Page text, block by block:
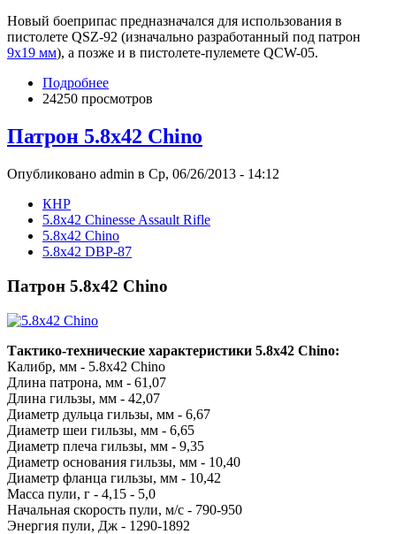
Новый боеприпас предназначался для использования в
пистолете QSZ-92 (изначально разработанный под патрон
9х19 мм), а позже и в пистолете-пулемете QCW-05.
Подробнее
24250 просмотров
Патрон 5.8x42 Chino
Опубликовано admin в Ср, 06/26/2013 - 14:12
КНР
5.8x42 Chinesse Assault Rifle
5.8x42 Chino
5.8x42 DBP-87
Патрон 5.8x42 Chino
Тактико-технические характеристики 5.8x42 Chino:
Калибр, мм - 5.8x42 Chino
Длина патрона, мм - 61,07
Длина гильзы, мм - 42,07
Диаметр дульца гильзы, мм - 6,67
Диаметр шеи гильзы, мм - 6,65
Диаметр плеча гильзы, мм - 9,35
Диаметр основания гильзы, мм - 10,40
Диаметр фланца гильзы, мм - 10,42
Масса пули, г - 4,15 - 5,0
Начальная скорость пули, м/с - 790-950
Энергия пули, Дж - 1290-1892